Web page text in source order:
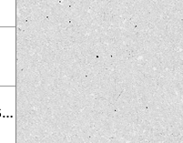
YOKOHAMA HOT ROD CUSTOM SHOW